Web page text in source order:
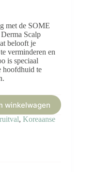
met de SOME
Scalp
belooft je
verminderen en
is speciaal
hoofdhuid te
winkelwagen
, Koreaanse